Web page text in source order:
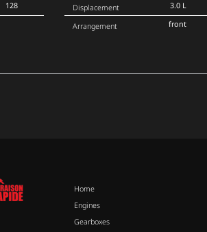
128
Displacement
Arrangement
3.0 L
front
Home
Engines
Gearboxes